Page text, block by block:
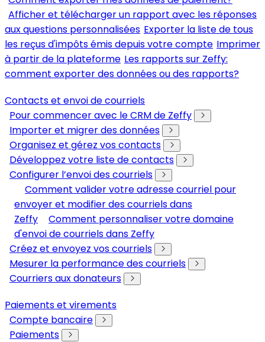
Afficher et télécharger un rapport avec les réponses
aux questions personnalisées Exporter la liste de tous
les reçus d'impôts émis depuis votre compte Imprimer
à partir de la plateforme Les rapports sur Zeffy:
comment exporter des données ou des rapports?
Contacts et envoi de courriels
Pour commencer avec le CRM de Zeffy
Importer et migrer des données
Organisez et gérez vos contacts
Développez votre liste de contacts
Configurer l’envoi des courriels
Comment valider votre adresse courriel pour
envoyer et modifier des courriels dans
Zeffy
Comment personnaliser votre domaine
d'envoi de courriels dans Zeffy
Créez et envoyez vos courriels
Mesurer la performance des courriels
Courriers aux donateurs
Paiements et virements
Compte bancaire
Paiements